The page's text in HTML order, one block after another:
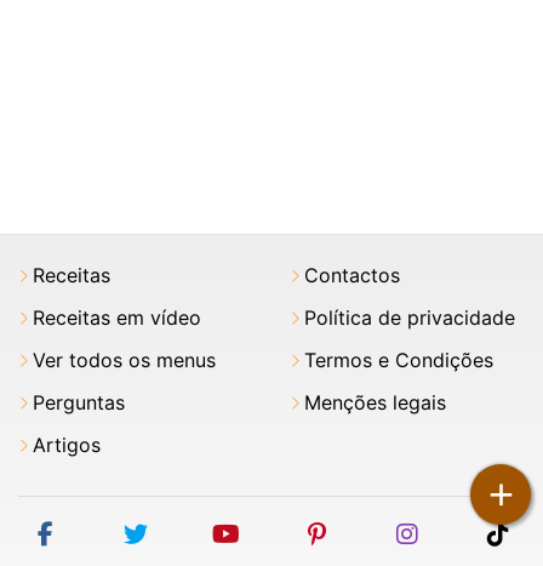
+
Receitas
Receitas em vídeo
Ver todos os menus
Perguntas
Artigos
Contactos
Política de privacidade
Termos e Condições
Menções legais
facebooktwitter youtubepinterestinstagram